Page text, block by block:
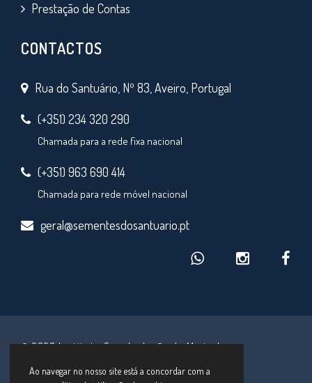
Ao navegar no nosso site está a concordar com a
Prestação de Contas
CONTACTOS
Rua do Santuário, Nº 83, Aveiro, Portugal
(+351) 234 320 290
Chamada para a rede fixa nacional
(+351) 963 690 414
Chamada para rede móvel nacional
geral@sementesdosantuario.pt
© 2026 Instituto Secular Irmãs de Maria de
Schoenstatt